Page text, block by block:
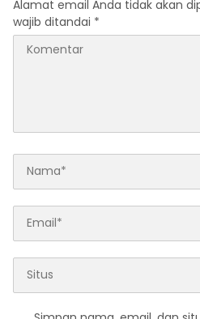
Alamat email Anda tidak akan
wajib ditandai *